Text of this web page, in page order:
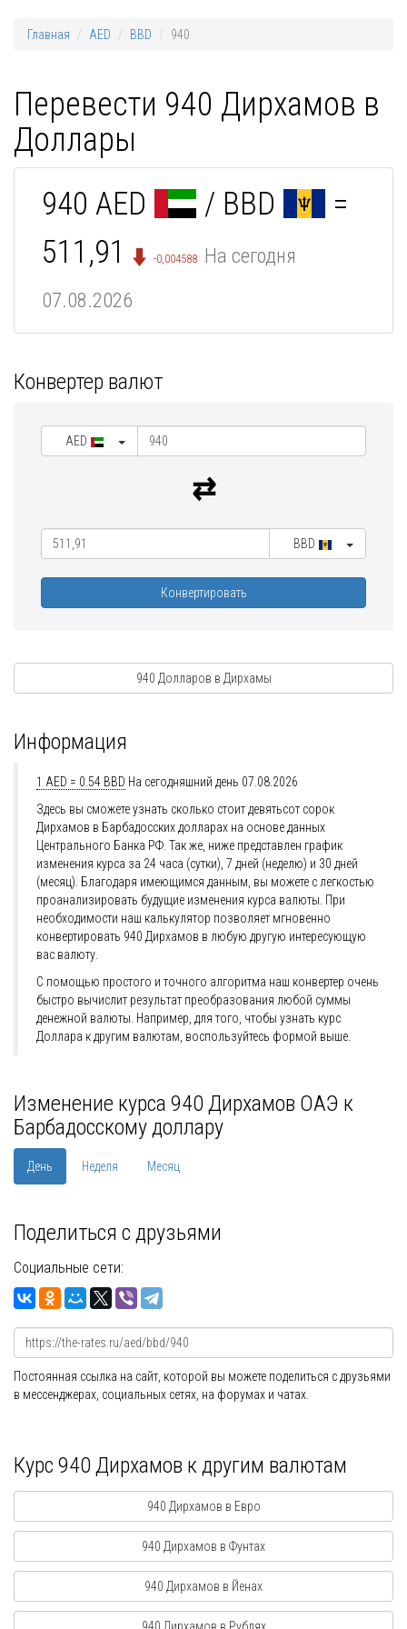
Главная AED BBD 940
Перевести 940 Дирхамов в
Доллары
940 AED / BBD
=
511,91
-0,004588 На сегодня
07.08.2026
Конвертер валют
AED
BBD
Конвертировать
940 Долларов в Дирхамы
Информация
1 AED = 0.54 BBD На сегодняшний день 07.08.2026
Здесь вы сможете узнать сколько стоит девятьсот сорок
Дирхамов в Барбадосских долларах на основе данных
Центрального Банка РФ. Так же, ниже представлен график
изменения курса за 24 часа (сутки), 7 дней (неделю) и 30 дней
(месяц). Благодаря имеющимся данным, вы можете с легкостью
проанализировать будущие изменения курса валюты. При
необходимости наш калькулятор позволяет мгновенно
конвертировать 940 Дирхамов в любую другую интересующую
вас валюту.
С помощью простого и точного алгоритма наш конвертер очень
быстро вычислит результат преобразования любой суммы
денежной валюты. Например, для того, чтобы узнать курс
Доллара к другим валютам, воспользуйтесь формой выше.
Изменение курса 940 Дирхамов ОАЭ к
Барбадосскому доллару
День Неделя Месяц
Поделиться с друзьями
Социальные сети:
Постоянная ссылка на сайт, которой вы можете поделиться с друзьями
в мессенджерах, социальных сетях, на форумах и чатах.
Курс 940 Дирхамов к другим валютам
940 Дирхамов в Евро
940 Дирхамов в Фунтах
940 Дирхамов в Йенах